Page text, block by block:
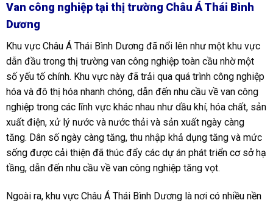
Van công nghiệp tại thị trường Châu Á Thái Bình
Dương
Khu vực Châu Á Thái Bình Dương đã nổi lên như một khu vực
dẫn đầu trong thị trường van công nghiệp toàn cầu nhờ một
số yếu tố chính. Khu vực này đã trải qua quá trình công nghiệp
hóa và đô thị hóa nhanh chóng, dẫn đến nhu cầu về van công
nghiệp trong các lĩnh vực khác nhau như dầu khí, hóa chất, sản
xuất điện, xử lý nước và nước thải và sản xuất ngày càng
tăng. Dân số ngày càng tăng, thu nhập khả dụng tăng và mức
sống được cải thiện đã thúc đẩy các dự án phát triển cơ sở hạ
tầng, dẫn đến nhu cầu về van công nghiệp tăng vọt.
Ngoài ra, khu vực Châu Á Thái Bình Dương là nơi có nhiều nền